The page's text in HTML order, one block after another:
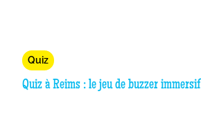
Quiz
Quiz à Reims : le jeu de buzzer immersif